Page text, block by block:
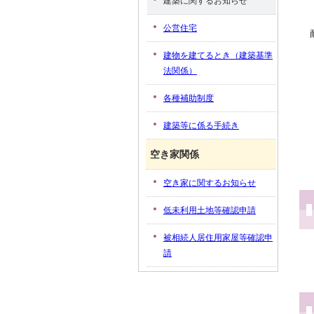
公営住宅
建物を建てるとき（建築基準
法関係）
各種補助制度
建築等に係る手続き
空き家関係
空き家に関するお知らせ
低未利用土地等確認申請
被相続人居住用家屋等確認申
請